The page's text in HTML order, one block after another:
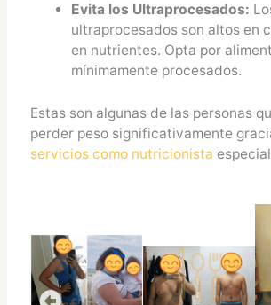
Evita los Ultraprocesados:
ultraprocesados son altos en
en nutrientes. Opta por
mínimamente procesados.
Estas son algunas de las personas
perder peso significativamente
servicios como nutricionista